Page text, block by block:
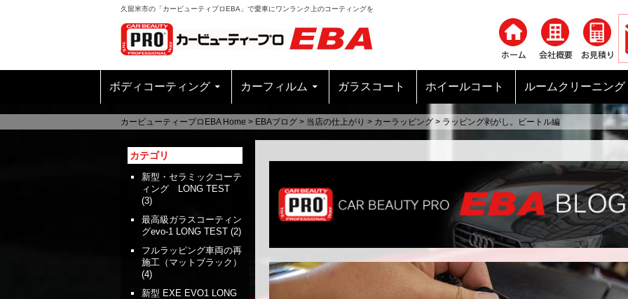
久留米市の「カービューティプロEBA」で愛車にワンランク上のコーティングを
ボディコーティング カーフィルム ガラスコート ホイールコート ルームクリーニング
カービューティープロEBA Home > EBAブログ > 当店の仕上がり > カーラッピング > ラッピング剥がし。ビートル編
カテゴリ
新型・セラミックコーテ
ィング LONG TEST
(3)
最高級ガラスコーティン
グevo-1 LONG TEST (2)
フルラッピング車両の再
施工（マットブラック）
(4)
新型 EXE EVO1 LONG